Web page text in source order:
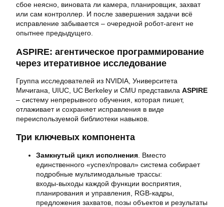
сбое неясно, виновата ли камера, планировщик, захват
или сам контроллер. И после завершения задачи всё
исправление забывается – очередной робот‑агент не
опытнее предыдущего.
ASPIRE: агентическое программирование
через итеративное исследование
Группа исследователей из NVIDIA, Университета
Мичигана, UIUC, UC Berkeley и CMU представила ASPIRE
– систему непрерывного обучения, которая пишет,
отлаживает и сохраняет исправления в виде
переиспользуемой библиотеки навыков.
Три ключевых компонента
Замкнутый цикл исполнения . Вместо
единственного «успех/провал» система собирает
подробные мультимодальные трассы:
входы‑выходы каждой функции восприятия,
планирования и управления, RGB‑кадры,
предложения захватов, позы объектов и результаты